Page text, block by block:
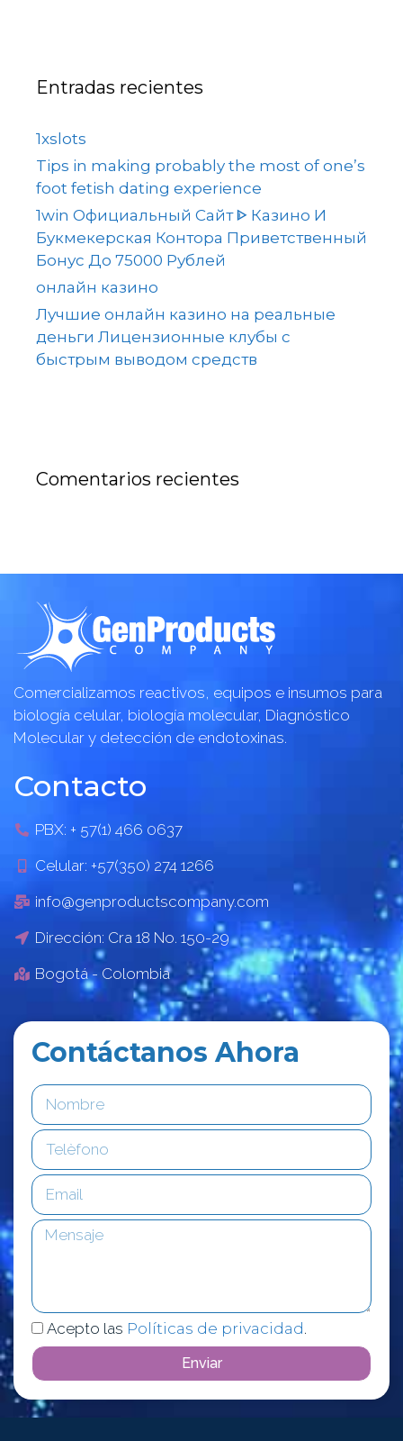
Entradas recientes
1xslots
Tips in making probably the most of one’s
foot fetish dating experience
1win Официальный Сайт ᐈ Казино И
Букмекерская Контора Приветственный
Бонус До 75000 Рублей
онлайн казино
Лучшие онлайн казино на реальные
деньги Лицензионные клубы с
быстрым выводом средств
Comentarios recientes
Comercializamos reactivos, equipos e insumos para
biología celular, biología molecular, Diagnóstico
Molecular y detección de endotoxinas.
Contacto
PBX: + 57(1) 466 0637
Celular: +57(350) 274 1266
info@genproductscompany.com
Dirección: Cra 18 No. 150-29
Bogotá - Colombia
Contáctanos Ahora
Acepto las Políticas de privacidad.
Enviar